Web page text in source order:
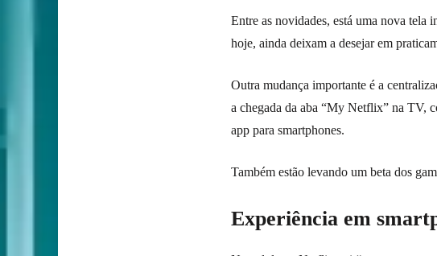
Entre as novidades, está uma nova
hoje, ainda deixam a desejar em
Outra mudança importante é a
a chegada da aba “My Netflix” na TV,
app para smartphones.
Também estão levando um beta dos
Experiência em